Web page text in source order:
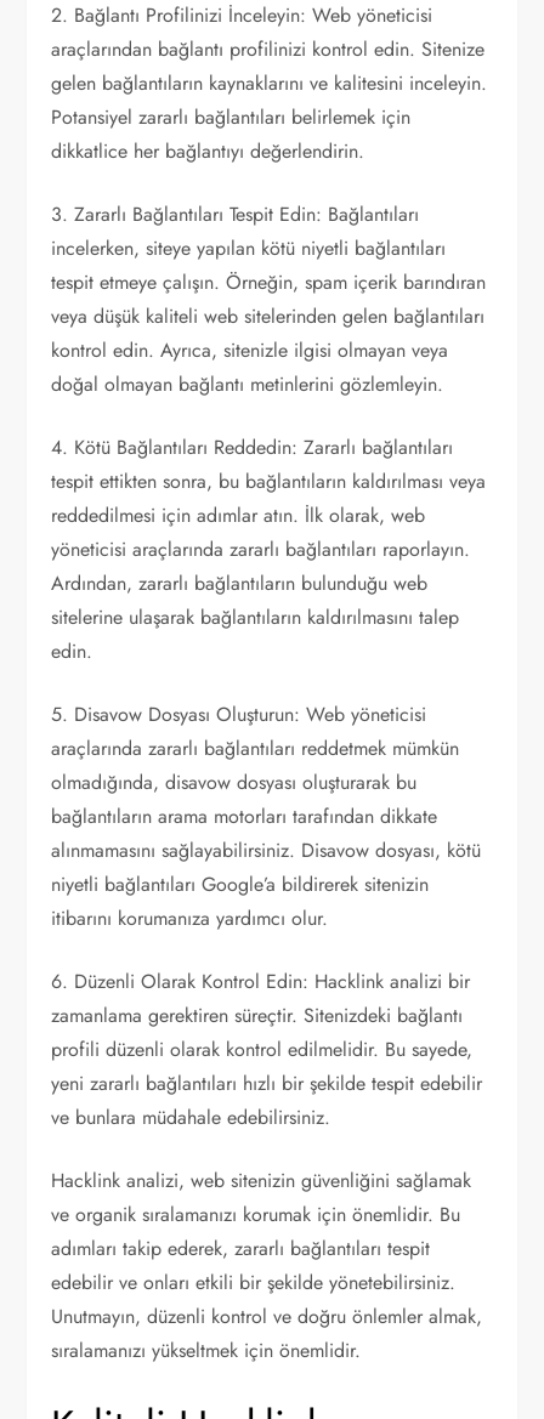
2. Bağlantı Profilinizi İnceleyin: Web yöneticisi
araçlarından bağlantı profilinizi kontrol edin. Sitenize
gelen bağlantıların kaynaklarını ve kalitesini inceleyin.
Potansiyel zararlı bağlantıları belirlemek için
dikkatlice her bağlantıyı değerlendirin.
3. Zararlı Bağlantıları Tespit Edin: Bağlantıları
incelerken, siteye yapılan kötü niyetli bağlantıları
tespit etmeye çalışın. Örneğin, spam içerik barındıran
veya düşük kaliteli web sitelerinden gelen bağlantıları
kontrol edin. Ayrıca, sitenizle ilgisi olmayan veya
doğal olmayan bağlantı metinlerini gözlemleyin.
4. Kötü Bağlantıları Reddedin: Zararlı bağlantıları
tespit ettikten sonra, bu bağlantıların kaldırılması veya
reddedilmesi için adımlar atın. İlk olarak, web
yöneticisi araçlarında zararlı bağlantıları raporlayın.
Ardından, zararlı bağlantıların bulunduğu web
sitelerine ulaşarak bağlantıların kaldırılmasını talep
edin.
5. Disavow Dosyası Oluşturun: Web yöneticisi
araçlarında zararlı bağlantıları reddetmek mümkün
olmadığında, disavow dosyası oluşturarak bu
bağlantıların arama motorları tarafından dikkate
alınmamasını sağlayabilirsiniz. Disavow dosyası, kötü
niyetli bağlantıları Google’a bildirerek sitenizin
itibarını korumanıza yardımcı olur.
6. Düzenli Olarak Kontrol Edin: Hacklink analizi bir
zamanlama gerektiren süreçtir. Sitenizdeki bağlantı
profili düzenli olarak kontrol edilmelidir. Bu sayede,
yeni zararlı bağlantıları hızlı bir şekilde tespit edebilir
ve bunlara müdahale edebilirsiniz.
Hacklink analizi, web sitenizin güvenliğini sağlamak
ve organik sıralamanızı korumak için önemlidir. Bu
adımları takip ederek, zararlı bağlantıları tespit
edebilir ve onları etkili bir şekilde yönetebilirsiniz.
Unutmayın, düzenli kontrol ve doğru önlemler almak,
sıralamanızı yükseltmek için önemlidir.